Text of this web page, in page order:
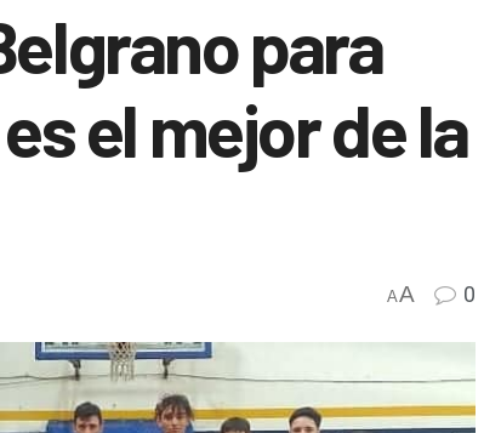
para
el mejor de la
AA 0